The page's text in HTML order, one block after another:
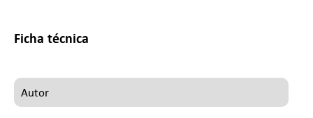
Ficha técnica
Autor